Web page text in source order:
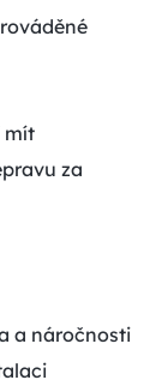
mít
za
a náročnosti